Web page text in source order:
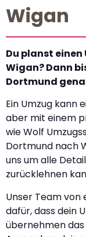
Wigan
Du planst
Wigan? Dann
Dortmund
Ein Umzug kann
aber mit einem
wie Wolf
Dortmund nach
uns um alle
zurücklehnen
Unser Team
dafür, dass dein
übernehmen